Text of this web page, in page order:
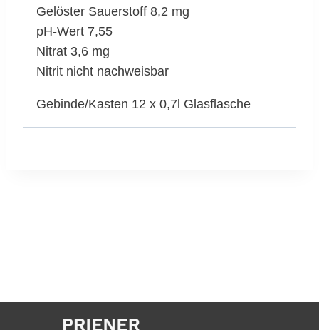
Gelöster Sauerstoff 8,2 mg
pH-Wert 7,55
Nitrat 3,6 mg
Nitrit nicht nachweisbar
Gebinde/Kasten 12 x 0,7l Glasflasche